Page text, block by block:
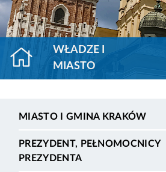
WŁADZE I
MIASTO
MIASTO I GMINA KRAKÓW
PREZYDENT, PEŁNOMOCNICY
PREZYDENTA